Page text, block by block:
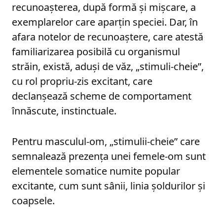
recunoașterea, după formă și mișcare, a
exemplarelor care aparțin speciei. Dar, în
afara notelor de recunoaștere, care atestă
familiarizarea posibilă cu organismul
străin, există, aduși de văz, „stimuli-cheie”,
cu rol propriu-zis excitant, care
declanșează scheme de comportament
înnăscute, instinctuale.
Pentru masculul-om, „stimulii-cheie” care
semnalează prezența unei femele-om sunt
elementele somatice numite popular
excitante, cum sunt sânii, linia șoldurilor și
coapsele.